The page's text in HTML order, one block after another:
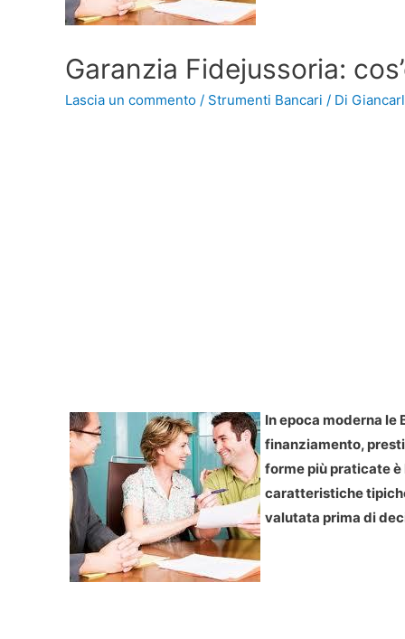
Garanzia Fidejussoria:
Lascia un commento / Strumenti Bancari / Di
In epoca moderna le
finanziamento,
forme più praticate
caratteristiche
valutata prima di